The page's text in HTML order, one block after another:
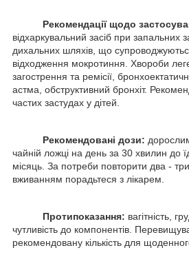
Рекомендації щодо
відхаркувальний засіб при запальних
дихальних шляхів, що
відходження мокротиння. Хвороби
загострення та ремісії,
астма, обструктивний бронхіт.
частих застудах у дітей.
Рекомендовані дози:
чайній ложці на день за 30 хвилин до
місяць. За потреби повторити два -
вживанням порадьтеся з лікарем.
Протипоказання: вагітність,
чутливість до компонентів.
рекомендовану кількість для